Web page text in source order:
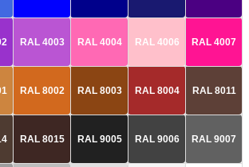
RAL 4003 RAL 4004 RAL 4006 RAL 4007
RAL 8002 RAL 8003 RAL 8004 RAL 8011
RAL 8015 RAL 9005 RAL 9006 RAL 9007